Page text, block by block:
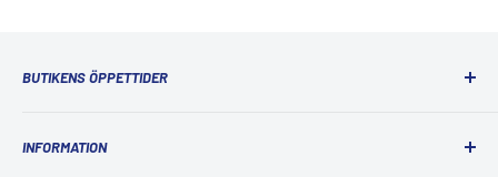
BUTIKENS ÖPPETTIDER
Måndag: 10:00 - 18:00
INFORMATION